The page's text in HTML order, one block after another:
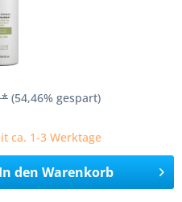
* (54,46% gespart)
ca. 1-3 Werktage
In den Warenkorb